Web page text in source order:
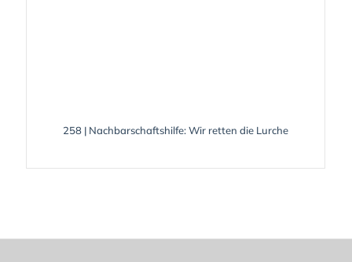
258 | Nachbarschaftshilfe: Wir retten die Lurche